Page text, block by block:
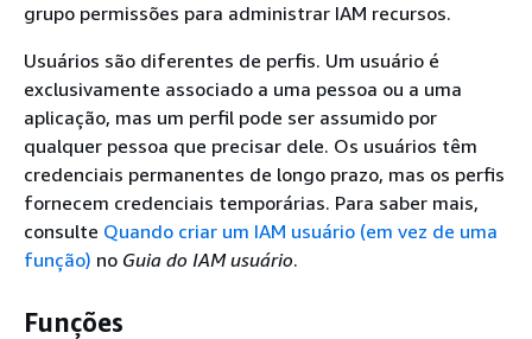
grupo permissões para administrar IAM recursos.
Usuários são diferentes de perfis. Um usuário é
exclusivamente associado a uma pessoa ou a uma
aplicação, mas um perfil pode ser assumido por
qualquer pessoa que precisar dele. Os usuários têm
credenciais permanentes de longo prazo, mas os perfis
fornecem credenciais temporárias. Para saber mais,
consulte Quando criar um IAM usuário (em vez de uma
função) no Guia do IAM usuário.
Funções